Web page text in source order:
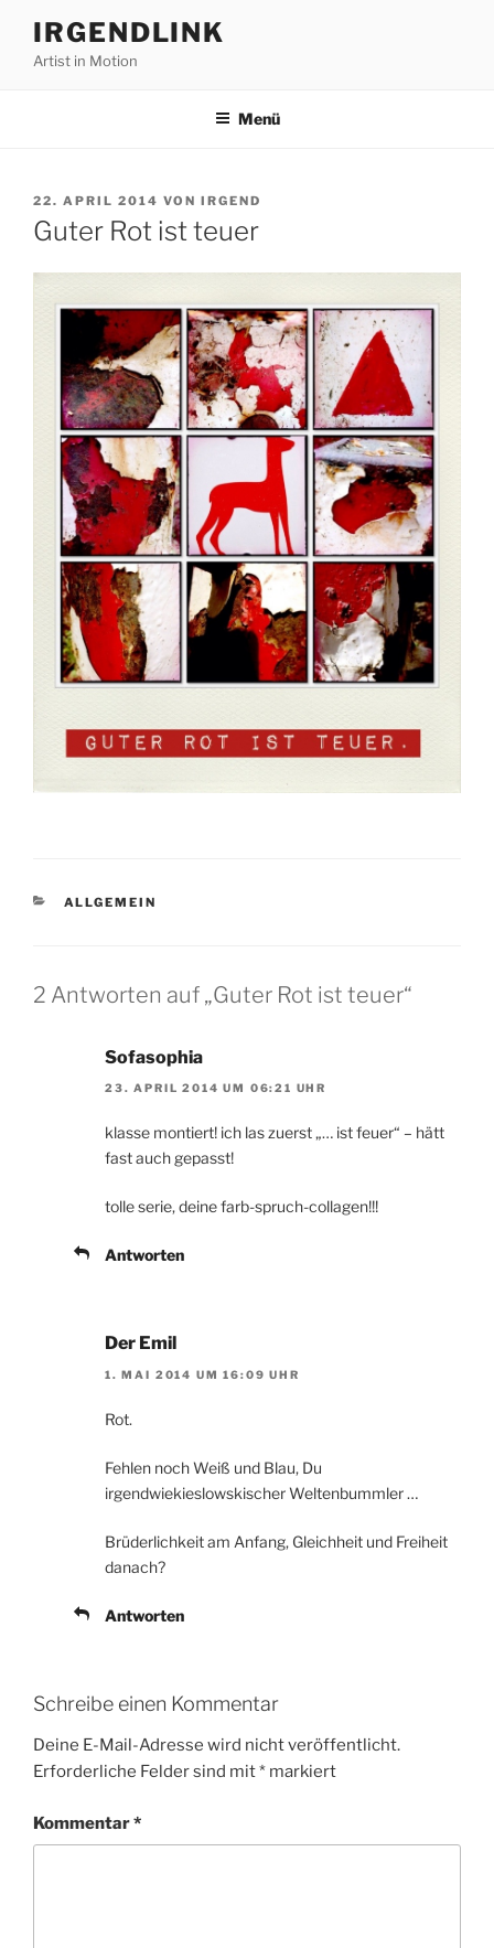
Inhalt
springen
IRGENDLINK
Artist in Motion
Menü
VERÖFFENTLICHT
AM
22. APRIL 2014 VON IRGEND
Guter Rot ist teuer
KATEGORIEN
ALLGEMEIN
2 Antworten auf „Guter Rot ist teuer“
Sofasophia
23. APRIL 2014 UM 06:21 UHR
klasse montiert! ich las zuerst „… ist feuer“ – hätt
fast auch gepasst!
tolle serie, deine farb-spruch-collagen!!!
Antworten
Der Emil
1. MAI 2014 UM 16:09 UHR
Rot.
Fehlen noch Weiß und Blau, Du
irgendwiekieslowskischer Weltenbummler …
Brüderlichkeit am Anfang, Gleichheit und Freiheit
danach?
Antworten
Schreibe einen Kommentar
Deine E-Mail-Adresse wird nicht veröffentlicht.
Erforderliche Felder sind mit* markiert
Kommentar*